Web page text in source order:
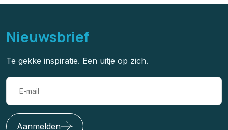
Nieuwsbrief
Te gekke inspiratie. Een uitje op zich.
Aanmelden